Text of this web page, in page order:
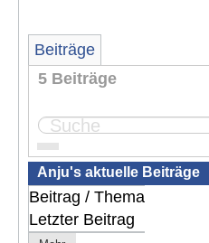
Beiträge
5 Beiträge
Anju's aktuelle Beiträge
Beitrag / Thema
Letzter Beitrag